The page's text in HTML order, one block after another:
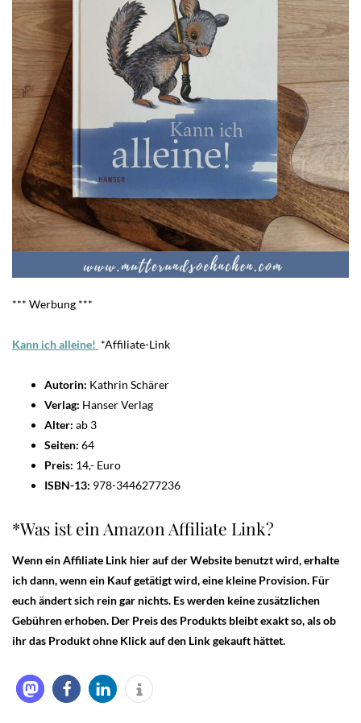
*** Werbung ***
Kann ich alleine! *Affiliate-Link
Autorin: Kathrin Schärer
Verlag: Hanser Verlag
Alter: ab 3
Seiten: 64
Preis: 14,- Euro
ISBN-13: ‎ 978-3446277236
*Was ist ein Amazon Affiliate Link?
Wenn ein Affiliate Link hier auf der Website benutzt wird, erhalte
ich dann, wenn ein Kauf getätigt wird, eine kleine Provision. Für
euch ändert sich rein gar nichts. Es werden keine zusätzlichen
Gebühren erhoben. Der Preis des Produkts bleibt exakt so, als ob
ihr das Produkt ohne Klick auf den Link gekauft hättet.